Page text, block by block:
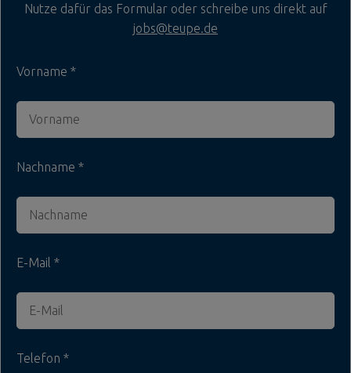
Nutze dafür das Formular oder schreibe uns direkt auf
jobs@teupe.de
Vorname
Nachname
E-Mail
Telefon